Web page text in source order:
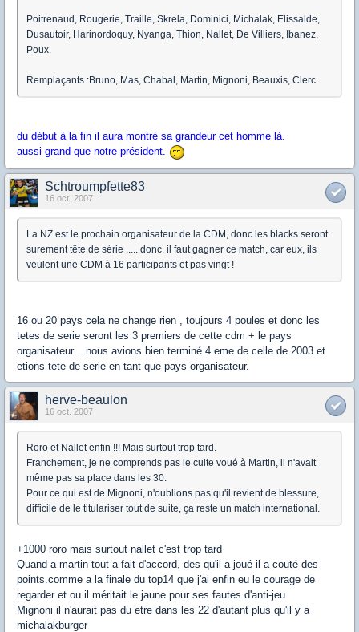
Poitrenaud, Rougerie, Traille, Skrela, Dominici, Michalak, Elissalde,
Dusautoir, Harinordoquy, Nyanga, Thion, Nallet, De Villiers, Ibanez,
Poux.
Remplaçants :Bruno, Mas, Chabal, Martin, Mignoni, Beauxis, Clerc
du début à la fin il aura montré sa grandeur cet homme là.
aussi grand que notre président.
Schtroumpfette83
16 oct. 2007
La NZ est le prochain organisateur de la CDM, donc les blacks seront
surement tête de série ..... donc, il faut gagner ce match, car eux, ils
veulent une CDM à 16 participants et pas vingt !
16 ou 20 pays cela ne change rien , toujours 4 poules et donc les
tetes de serie seront les 3 premiers de cette cdm + le pays
organisateur....nous avions bien terminé 4 eme de celle de 2003 et
etions tete de serie en tant que pays organisateur.
herve-beaulon
16 oct. 2007
Roro et Nallet enfin !!! Mais surtout trop tard.
Franchement, je ne comprends pas le culte voué à Martin, il n'avait
même pas sa place dans les 30.
Pour ce qui est de Mignoni, n'oublions pas qu'il revient de blessure,
difficile de le titulariser tout de suite, ça reste un match international.
+1000 roro mais surtout nallet c'est trop tard
Quand a martin tout a fait d'accord, des qu'il a joué il a couté des
points.comme a la finale du top14 que j'ai enfin eu le courage de
regarder et ou il méritait le jaune pour ses fautes d'anti-jeu
Mignoni il n'aurait pas du etre dans les 22 d'autant plus qu'il y a
michalakburger